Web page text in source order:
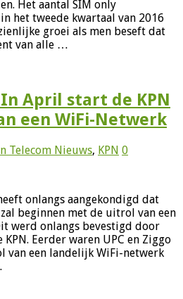
Het aantal SIM only
het tweede kwartaal van 2016
groei als men beseft dat
van alle …
April start de KPN
een WiFi-Netwerk
Telecom Nieuws, KPN 0
onlangs aangekondigd dat
beginnen met de uitrol van een
werd onlangs bevestigd door
Eerder waren UPC en Ziggo
van een landelijk WiFi-netwerk